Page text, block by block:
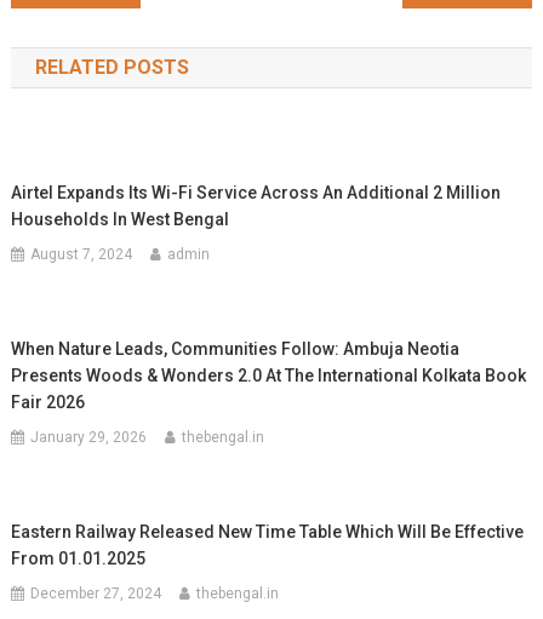
navigation
RELATED POSTS
Airtel Expands Its Wi-Fi Service Across An Additional 2 Million
Households In West Bengal
August 7, 2024 admin
When Nature Leads, Communities Follow: Ambuja Neotia
Presents Woods & Wonders 2.0 At The International Kolkata Book
Fair 2026
January 29, 2026 thebengal.in
Eastern Railway Released New Time Table Which Will Be Effective
From 01.01.2025
December 27, 2024 thebengal.in